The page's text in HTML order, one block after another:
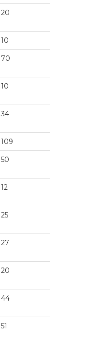
20
10
70
10
34
109
50
12
25
27
20
44
51